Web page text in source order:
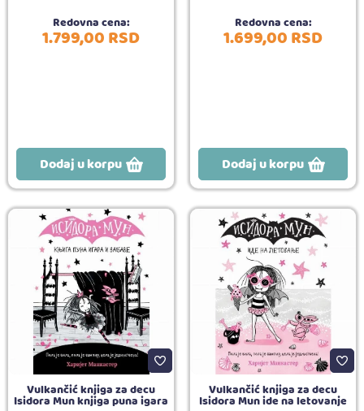
Redovna cena:
1.799,00RSD
Dodaj u korpu
Redovna cena:
1.699,00RSD
Dodaj u korpu
Vulkančić knjiga za decu
Isidora Mun knjiga puna igara
Vulkančić knjiga za decu
Isidora Mun ide na letovanje